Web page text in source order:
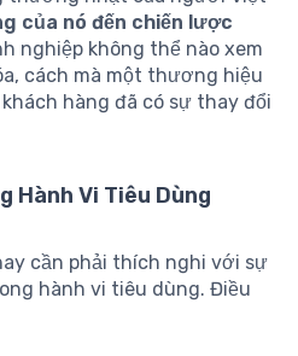
của nó đến chiến lược
nghiệp không thể nào xem
cách mà một thương hiệu
hàng đã có sự thay đổi
Hành Vi Tiêu Dùng
cần phải thích nghi với sự
hành vi tiêu dùng. Điều